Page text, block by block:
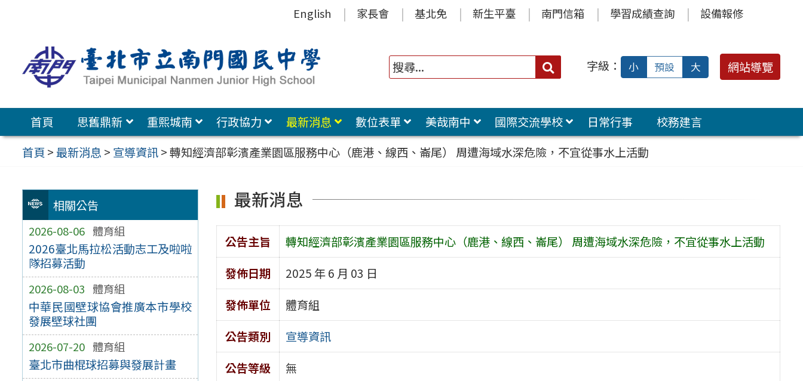
容
區
English 家長會 基北免 新生平臺 南門信箱 學習成績查詢 設備報修
搜
字級： 小 預設 大 網站導覽
首頁 思舊鼎新 重熙城南 行政協力 最新消息 數位表單 美哉南中 國際交流學校 日常行事
校務建言
首頁 >最新消息 > 宣導資訊>轉知經濟部彰濱產業園區服務中心（鹿港、線西、崙尾） 周遭海域水深危險，不宜從事水上活動
相關公告
2026-08-06 體育組
2026臺北馬拉松活動志工及啦啦
隊招募活動
2026-08-03 體育組
中華民國壁球協會推廣本市學校
發展壁球社團
2026-07-20 體育組
臺北市曲棍球招募與發展計畫
最新消息
公告主旨
轉知經濟部彰濱產業園區服務中心（鹿港、線西、崙尾） 周遭海域水深危險，不宜從事水上活動
發佈日期
2025 年 6 月 03 日
發佈單位
體育組
公告類別
宣導資訊
公告等級
無